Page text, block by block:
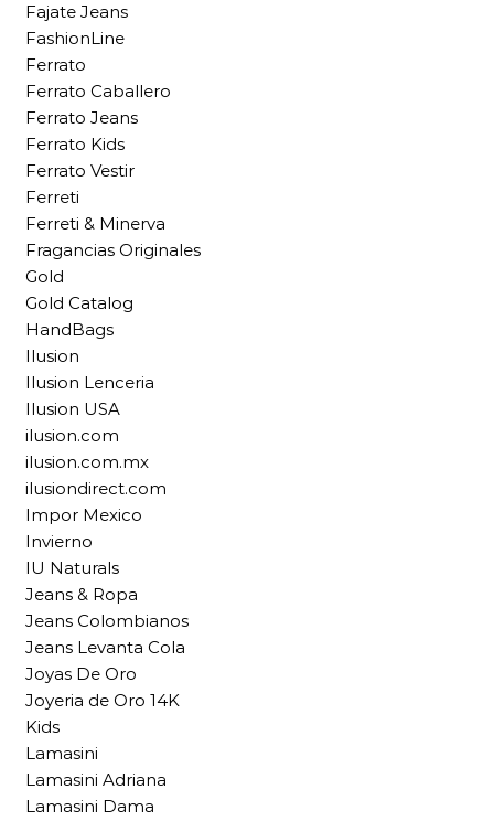
Fajate Jeans
FashionLine
Ferrato
Ferrato Caballero
Ferrato Jeans
Ferrato Kids
Ferrato Vestir
Ferreti
Ferreti & Minerva
Fragancias Originales
Gold
Gold Catalog
HandBags
Ilusion
Ilusion Lenceria
Ilusion USA
ilusion.com
ilusion.com.mx
ilusiondirect.com
Impor Mexico
Invierno
IU Naturals
Jeans & Ropa
Jeans Colombianos
Jeans Levanta Cola
Joyas De Oro
Joyeria de Oro 14K
Kids
Lamasini
Lamasini Adriana
Lamasini Dama